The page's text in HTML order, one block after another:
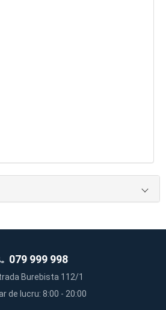
079 999 998
Burebista 112/1
de lucru: 8:00 - 20:00